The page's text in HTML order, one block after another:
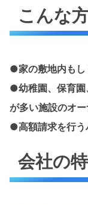
こんな
●家の敷地内もし
●幼稚園、保育園
が多い施設のオ
●高額請求を行う
会社の